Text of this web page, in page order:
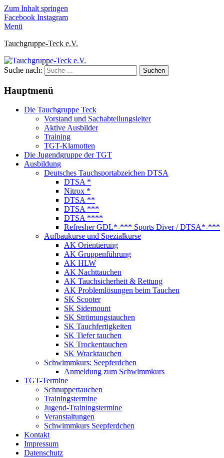
Zum Inhalt springen
Facebook Instagram
Menü
Tauchgruppe-Teck e.V.
Suche nach:
Hauptmenü
Die Tauchgruppe Teck
Vorstand und Sachabteilungsleiter
Aktive Ausbilder
Training
TGT-Klamotten
Die Jugendgruppe der TGT
Ausbildung
Deutsches Tauchsportabzeichen DTSA
DTSA *
Nitrox *
DTSA **
DTSA ***
DTSA ****
Refresher GDL*-*** Sports Diver / DTSA*-***
Aufbaukurse und Spezialkurse
AK Orientierung
AK Gruppenführung
AK HLW
AK Nachttauchen
AK Tauchsicherheit & Rettung
AK Problemlösungen beim Tauchen
SK Scooter
SK Sidemount
SK Strömungstauchen
SK Tauchfertigkeiten
SK Tiefer tauchen
SK Trockentauchen
SK Wracktauchen
Schwimmkurs: Seepferdchen
Anmeldung zum Schwimmkurs
TGT-Termine
Schnuppertauchen
Trainingstermine
Jugend-Trainingstermine
Veranstaltungen
Schwimmkurs Seepferdchen
Kontakt
Impressum
Datenschutz